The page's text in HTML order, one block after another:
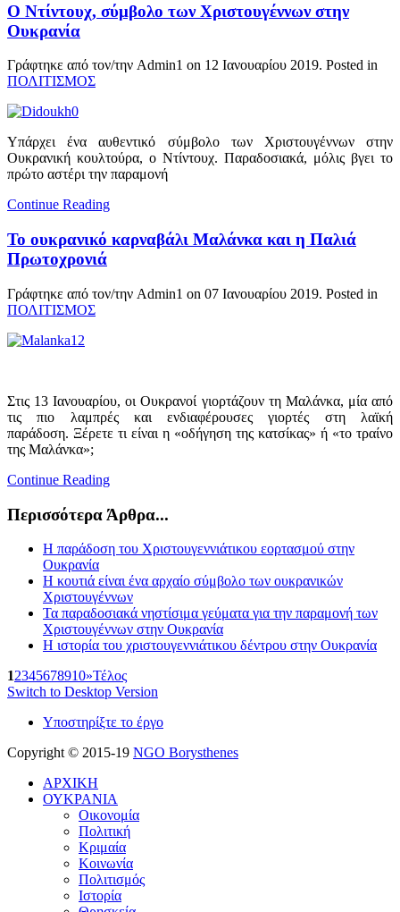
Ο Ντίντουχ, σύμβολο των Χριστουγέννων στην
Ουκρανία
Γράφτηκε από τον/την Admin1 on 12 Ιανουαρίου 2019. Posted in
ΠΟΛΙΤΙΣΜΟΣ
Υπάρχει ένα αυθεντικό σύμβολο των Χριστουγέννων στην
Ουκρανική κουλτούρα, ο Ντίντουχ. Παραδοσιακά, μόλις βγει το
πρώτο αστέρι την παραμονή
Continue Reading
Το ουκρανικό καρναβάλι Μαλάνκα και η Παλιά
Πρωτοχρονιά
Γράφτηκε από τον/την Admin1 on 07 Ιανουαρίου 2019. Posted in
ΠΟΛΙΤΙΣΜΟΣ
Στις 13 Ιανουαρίου, οι Ουκρανοί γιορτάζουν τη Μαλάνκα, μία από
τις πιο λαμπρές και ενδιαφέρουσες γιορτές στη λαϊκή
παράδοση. Ξέρετε τι είναι η «οδήγηση της κατσίκας» ή «το τραίνο
της Μαλάνκα»;
Continue Reading
Περισσότερα Άρθρα...
Η παράδοση του Χριστουγεννιάτικου εορτασμού στην
Ουκρανία
Η κουτιά είναι ένα αρχαίο σύμβολο των ουκρανικών
Χριστουγέννων
Τα παραδοσιακά νηστίσιμα γεύματα για την παραμονή των
Χριστουγέννων στην Ουκρανία
Η ιστορία του χριστουγεννιάτικου δέντρου στην Ουκρανία
12345678910»Τέλος
Switch to Desktop Version
Υποστηρίξτε το έργο
Copyright © 2015-19 NGO Borysthenes
ΑΡΧΙΚΗ
ΟΥΚΡΑΝΙΑ
Οικονομία
Πολιτική
Κριμαία
Κοινωνία
Πολιτισμός
Ιστορία